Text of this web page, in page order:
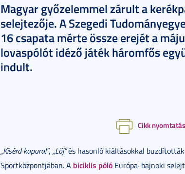
Magyar győzelemmel zárult a
selejtezője. A Szegedi
16 csapata mérte össze erejét a
lovaspólót idéző játék háromfős
indult.
Cikk nyomtatás
„Kísérd kapura!”, „Lőj”és hasonló kiáltásokkal
Sportközpontjában. A biciklis póló Európa-bajnoki